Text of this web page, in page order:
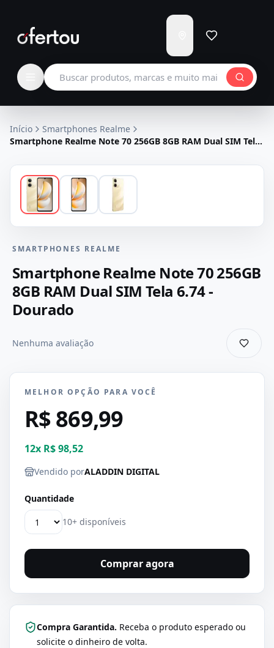
para
Carregando...
Buscar produtos
Início
Smartphones Realme
Smartphone Realme Note 70 256GB 8GB RAM Dual SIM Tela
SMARTPHONES REALME
Smartphone Realme Note 70 256GB
8GB RAM Dual SIM Tela 6.74 -
Dourado
Nenhuma avaliação
MELHOR OPÇÃO PARA VOCÊ
R$ 869,99
12x R$ 98,52
Vendido porALADDIN DIGITAL
Quantidade
10+ disponíveis
Comprar agora
Compra Garantida. Receba o produto esperado ou
solicite o dinheiro de volta.